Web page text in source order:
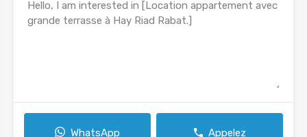
WhatsApp Appelez